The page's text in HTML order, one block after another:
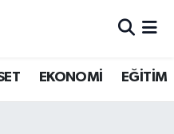
EKONOMİ EĞİTİM